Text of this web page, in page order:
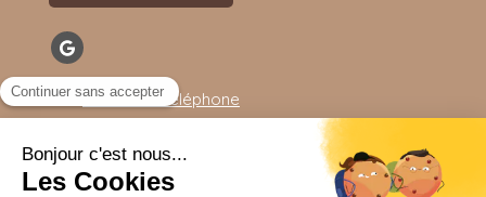
Afficher le téléphone
Plan du site